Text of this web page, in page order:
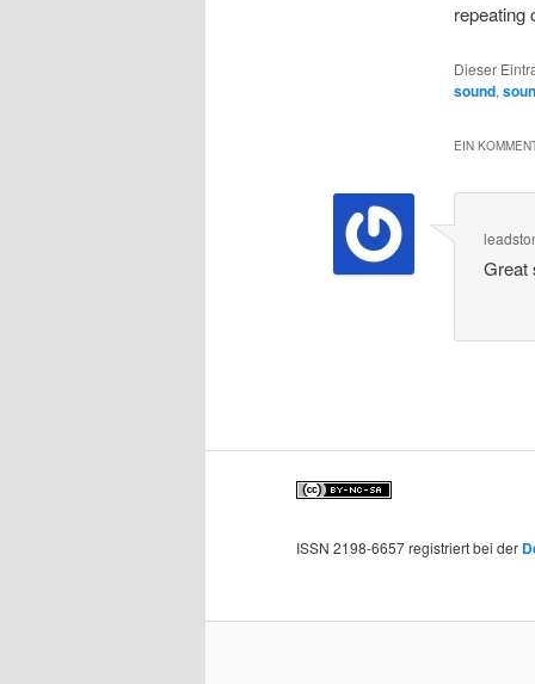
repeating
Dieser
sound,
EIN
Great
ISSN 2198-6657 registriert bei der